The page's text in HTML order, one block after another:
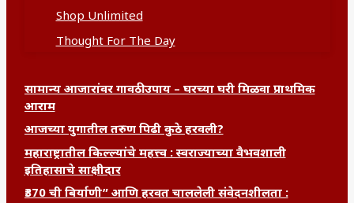
Shop Unlimited
Thought For The Day
सामान्य आजारांवर गावठी उपाय – घरच्या घरी मिळवा प्राथमिक
आराम
आजच्या युगातील तरुण पिढी कुठे हरवली?
महाराष्ट्रातील किल्ल्यांचे महत्त्व : स्वराज्याच्या वैभवशाली
इतिहासाचे साक्षीदार
₹370 ची बिर्याणी” आणि हरवत चाललेली संवेदनशीलता :